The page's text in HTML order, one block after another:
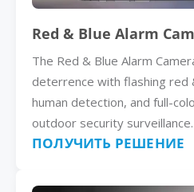
Red & Blue Alarm
The Red & Blue Alarm
deterrence with flashing red
human detection, and full-
outdoor security surveillance.
ПОЛУЧИТЬ РЕШЕНИЕ